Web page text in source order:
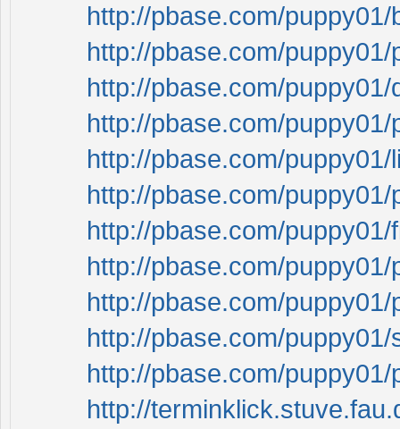
http://pbase.com/puppy01/
http://pbase.com/
http://pbase.com/
http://pbase.com/puppy01/
http://pbase.com/puppy01/
http://pbase.com/
http://pbase.com/puppy01/
http://pbase.com/puppy01/
http://pbase.com/
http://pbase.com/
http://pbase.com/
http://